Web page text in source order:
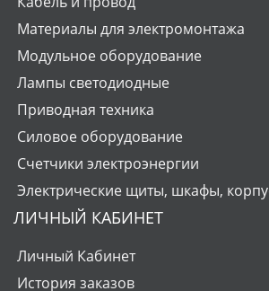
Материалы для электромонтажа
Модульное оборудование
Лампы светодиодные
Приводная техника
Силовое оборудование
Счетчики электроэнергии
Электрические щиты, шкафы,
ЛИЧНЫЙ КАБИНЕТ
Личный Кабинет
История заказов